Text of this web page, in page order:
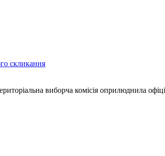
скликання
виборча комісія оприлюднила